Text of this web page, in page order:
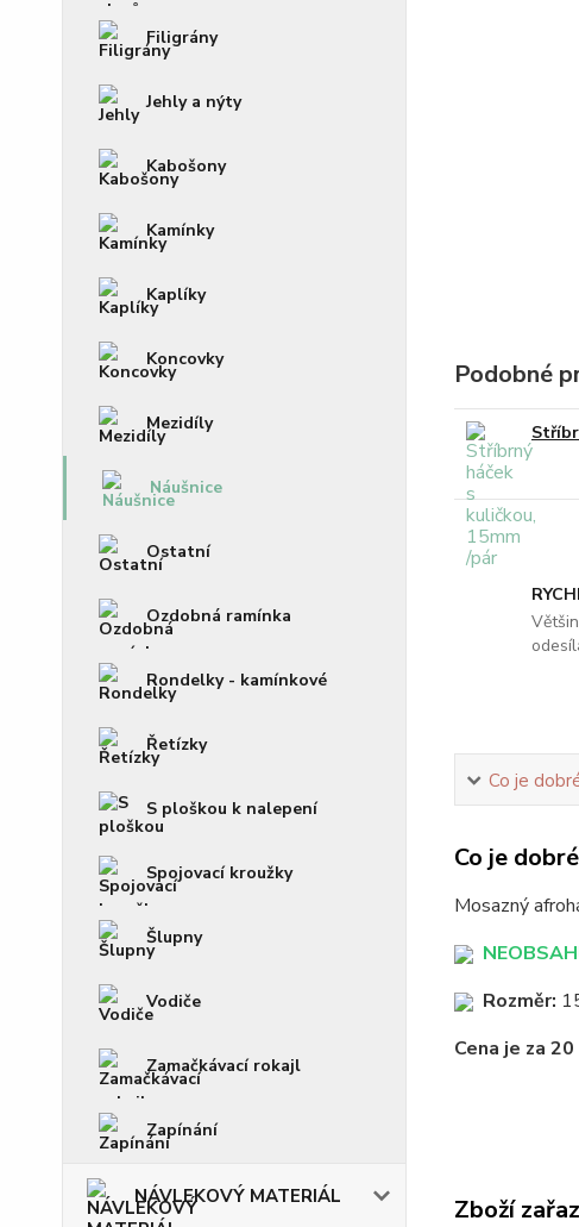
Filigrány
Jehly a nýty
Kabošony
Kamínky
Kaplíky
Koncovky
Mezidíly
Náušnice
Ostatní
Ozdobná ramínka
Rondelky - kamínkové
Řetízky
S ploškou k nalepení
Spojovací kroužky
Šlupny
Vodiče
Zamačkávací rokajl
Zapínání
NÁVLEKOVÝ MATERIÁL
Podobné
Co je
Co je
Mosazný
Rozměr:
Cena je za
Zboží